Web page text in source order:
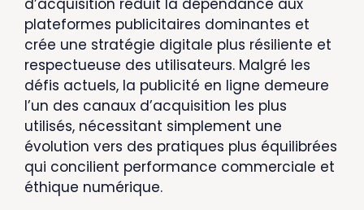
d’acquisition réduit la dépendance aux
plateformes publicitaires dominantes et
crée une stratégie digitale plus résiliente et
respectueuse des utilisateurs. Malgré les
défis actuels, la publicité en ligne demeure
l’un des canaux d’acquisition les plus
utilisés, nécessitant simplement une
évolution vers des pratiques plus équilibrées
qui concilient performance commerciale et
éthique numérique.